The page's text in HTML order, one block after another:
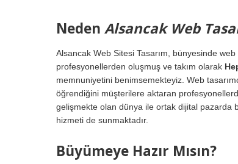
Neden Alsancak Web
Alsancak Web Sitesi Tasarım, bünyesinde
profesyonellerden oluşmuş ve takım olarak
memnuniyetini benimsemekteyiz. Web
öğrendiğini müşterilere aktaran
gelişmekte olan dünya ile ortak dijital pazarda
hizmeti de sunmaktadır.
Büyümeye Hazır Mısın?